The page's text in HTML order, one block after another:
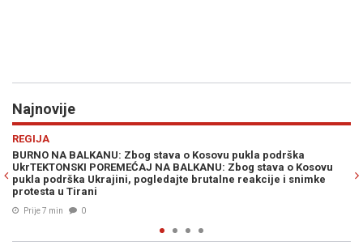
Najnovije
o Kosovu
i snimke
CIK BiH RASPISAO OGLAS KOJI SVE ZANIMA: Nudi se
novčana naknada za rad na izborima, uslovi nikad
Prije 12 min